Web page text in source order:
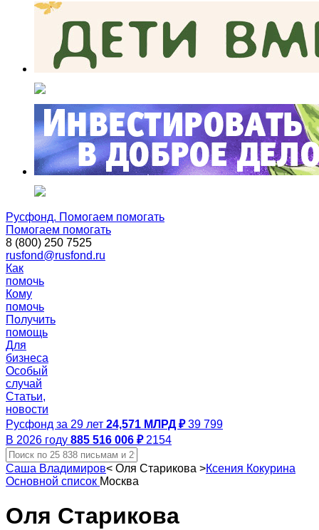
Русфонд. Помогаем помогать
Помогаем помогать
8 (800) 250 7525
rusfond@rusfond.ru
Как
помочь
Кому
помочь
Получить
помощь
Для
бизнеса
Особый
случай
Статьи,
новости
Русфонд за 29 лет 24,571 МЛРД ₽ 39 799
В 2026 году 885 516 006 ₽ 2154
Саша Владимиров< Оля Старикова >Ксения Кокурина
Основной список Москва
Оля Старикова